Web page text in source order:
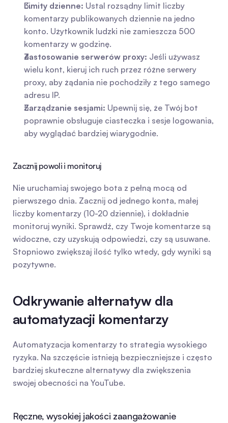
Limity dzienne: Ustal rozsądny limit liczby
komentarzy publikowanych dziennie na jedno
konto. Użytkownik ludzki nie zamieszcza 500
komentarzy w godzinę.
Zastosowanie serwerów proxy: Jeśli używasz
wielu kont, kieruj ich ruch przez różne serwery
proxy, aby żądania nie pochodziły z tego samego
adresu IP.
Zarządzanie sesjami: Upewnij się, że Twój bot
poprawnie obsługuje ciasteczka i sesje logowania,
aby wyglądać bardziej wiarygodnie.
Zacznij powoli i monitoruj
Nie uruchamiaj swojego bota z pełną mocą od
pierwszego dnia. Zacznij od jednego konta, małej
liczby komentarzy (10-20 dziennie), i dokładnie
monitoruj wyniki. Sprawdź, czy Twoje komentarze są
widoczne, czy uzyskują odpowiedzi, czy są usuwane.
Stopniowo zwiększaj ilość tylko wtedy, gdy wyniki są
pozytywne.
Odkrywanie alternatyw dla
automatyzacji komentarzy
Automatyzacja komentarzy to strategia wysokiego
ryzyka. Na szczęście istnieją bezpieczniejsze i często
bardziej skuteczne alternatywy dla zwiększenia
swojej obecności na YouTube.
Ręczne, wysokiej jakości zaangażowanie